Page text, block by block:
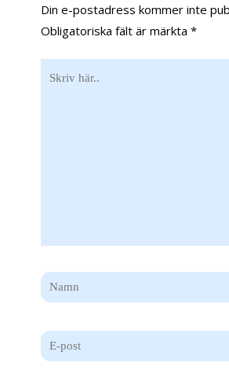
Din e-postadress kommer inte
Obligatoriska fält är märkta*
Namn
E-
post